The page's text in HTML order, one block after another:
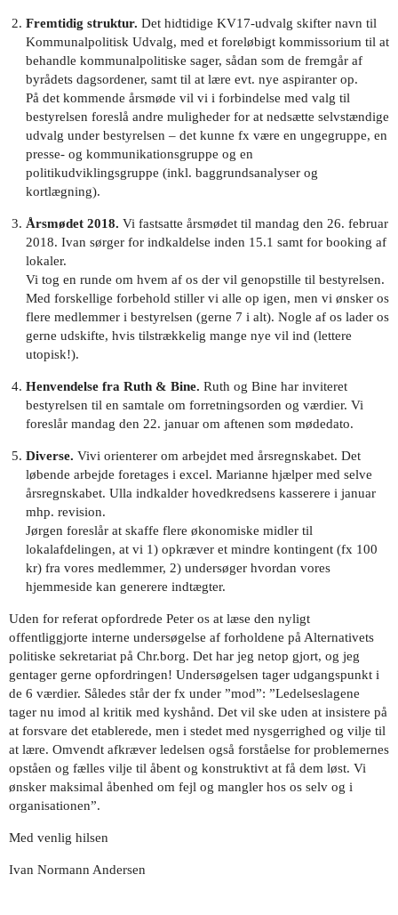
Fremtidig struktur. Det hidtidige KV17-udvalg skifter navn til
Kommunalpolitisk Udvalg, med et foreløbigt kommissorium til at
behandle kommunalpolitiske sager, sådan som de fremgår af
byrådets dagsordener, samt til at lære evt. nye aspiranter op.
På det kommende årsmøde vil vi i forbindelse med valg til
bestyrelsen foreslå andre muligheder for at nedsætte selvstændige
udvalg under bestyrelsen – det kunne fx være en ungegruppe, en
presse- og kommunikationsgruppe og en
politikudviklingsgruppe (inkl. baggrundsanalyser og
kortlægning).
Årsmødet 2018. Vi fastsatte årsmødet til mandag den 26. februar
2018. Ivan sørger for indkaldelse inden 15.1 samt for booking af
lokaler.
Vi tog en runde om hvem af os der vil genopstille til bestyrelsen.
Med forskellige forbehold stiller vi alle op igen, men vi ønsker os
flere medlemmer i bestyrelsen (gerne 7 i alt). Nogle af os lader os
gerne udskifte, hvis tilstrækkelig mange nye vil ind (lettere
utopisk!).
Henvendelse fra Ruth & Bine. Ruth og Bine har inviteret
bestyrelsen til en samtale om forretningsorden og værdier. Vi
foreslår mandag den 22. januar om aftenen som mødedato.
Diverse. Vivi orienterer om arbejdet med årsregnskabet. Det
løbende arbejde foretages i excel. Marianne hjælper med selve
årsregnskabet. Ulla indkalder hovedkredsens kasserere i januar
mhp. revision.
Jørgen foreslår at skaffe flere økonomiske midler til
lokalafdelingen, at vi 1) opkræver et mindre kontingent (fx 100
kr) fra vores medlemmer, 2) undersøger hvordan vores
hjemmeside kan generere indtægter.
Uden for referat opfordrede Peter os at læse den nyligt
offentliggjorte interne undersøgelse af forholdene på Alternativets
politiske sekretariat på Chr.borg. Det har jeg netop gjort, og jeg
gentager gerne opfordringen! Undersøgelsen tager udgangspunkt i
de 6 værdier. Således står der fx under ”mod”: ”Ledelseslagene
tager nu imod al kritik med kyshånd. Det vil ske uden at insistere på
at forsvare det etablerede, men i stedet med nysgerrighed og vilje til
at lære. Omvendt afkræver ledelsen også forståelse for problemernes
opståen og fælles vilje til åbent og konstruktivt at få dem løst. Vi
ønsker maksimal åbenhed om fejl og mangler hos os selv og i
organisationen”.
Med venlig hilsen
Ivan Normann Andersen